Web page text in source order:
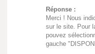
Réponse :
Merci ! Nous
sur le site. Pour
pouvez
gauche